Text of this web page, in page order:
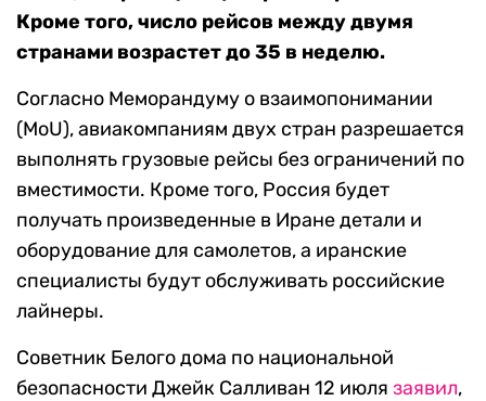
Кроме того, число рейсов между двумя
странами возрастет до 35 в неделю.
Согласно Меморандуму о взаимопонимании
(MoU), авиакомпаниям двух стран разрешается
выполнять грузовые рейсы без ограничений по
вместимости. Кроме того, Россия будет
получать произведенные в Иране детали и
оборудование для самолетов, а иранские
специалисты будут обслуживать российские
лайнеры.
Советник Белого дома по национальной
безопасности Джейк Салливан 12 июля заявил,